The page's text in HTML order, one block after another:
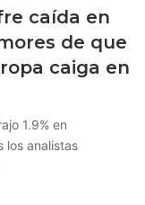
caída en
de que
caiga en
1.9% en
los analistas